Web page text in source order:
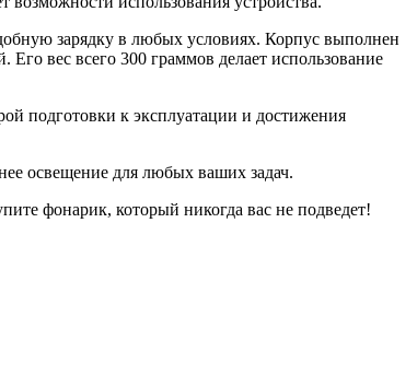
зарядку в любых условиях. Корпус выполнен
вес всего 300 граммов делает использование
подготовки к эксплуатации и достижения
освещение для любых ваших задач.
фонарик, который никогда вас не подведет!